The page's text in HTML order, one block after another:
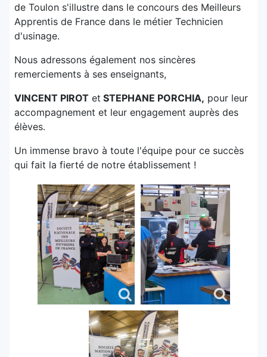
de Toulon s'illustre dans le concours des Meilleurs
Apprentis de France dans le métier Technicien
d'usinage.
Nous adressons également nos sincères
remerciements à ses enseignants,
VINCENT PIROT et STEPHANE PORCHIA, pour leur
accompagnement et leur engagement auprès des
élèves.
Un immense bravo à toute l'équipe pour ce succès
qui fait la fierté de notre établissement !